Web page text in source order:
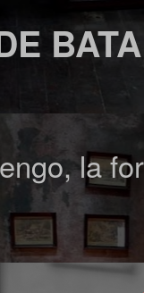
la